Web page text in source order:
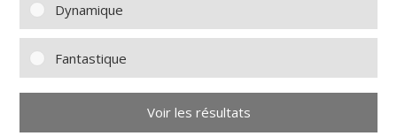
Dynamique
Fantastique
Voir les résultats